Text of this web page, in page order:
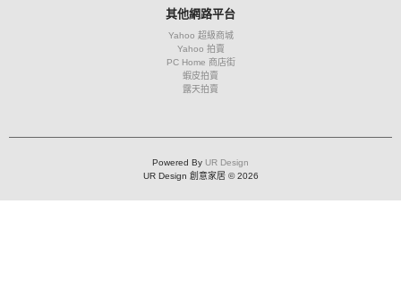
其他網路平台
Yahoo 超級商城
Yahoo 拍賣
PC Home 商店街
蝦皮拍賣
露天拍賣
Powered By UR Design
UR Design 創意家居 © 2026